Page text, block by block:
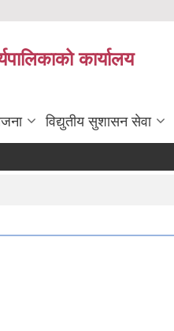
कार्यालय
विद्युतीय सुशासन सेवा